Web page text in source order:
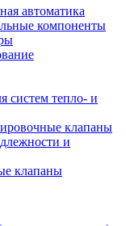
автоматика
компоненты
систем тепло- и
клапаны
и
клапаны